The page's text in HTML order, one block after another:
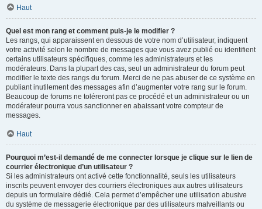
Haut
Quel est mon rang et comment puis-je le modifier ?
Les rangs, qui apparaissent en dessous de votre nom d’utilisateur, indiquent
votre activité selon le nombre de messages que vous avez publié ou identifient
certains utilisateurs spécifiques, comme les administrateurs et les
modérateurs. Dans la plupart des cas, seul un administrateur du forum peut
modifier le texte des rangs du forum. Merci de ne pas abuser de ce système en
publiant inutilement des messages afin d’augmenter votre rang sur le forum.
Beaucoup de forums ne toléreront pas ce procédé et un administrateur ou un
modérateur pourra vous sanctionner en abaissant votre compteur de
messages.
Haut
Pourquoi m’est-il demandé de me connecter lorsque je clique sur le lien de
courrier électronique d’un utilisateur ?
Si les administrateurs ont activé cette fonctionnalité, seuls les utilisateurs
inscrits peuvent envoyer des courriers électroniques aux autres utilisateurs
depuis un formulaire dédié. Cela permet d’empêcher une utilisation abusive
du système de messagerie électronique par des utilisateurs malveillants ou